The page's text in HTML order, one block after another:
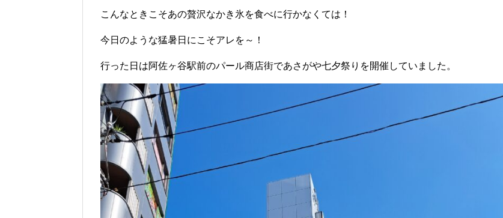
こんなときこそあの贅沢なかき氷を食べに行かなくては！
今日のような猛暑日にこそアレを～！
行った日は阿佐ヶ谷駅前のパール商店街であさがや七夕祭りを開催していました。